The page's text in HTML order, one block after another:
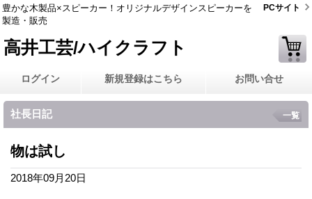
豊かな木製品×スピーカー！オリジナルデザインスピーカーを
製造・販売
PCサイト
高井工芸/ハイクラフト
ログイン 新規登録はこちら お問い合せ
社長日記 一覧
物は試し
2018年09月20日